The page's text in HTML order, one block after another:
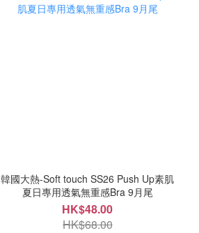
韓國大熱-Soft touch SS26 Push Up素肌
夏日專用透氣無重感Bra 9月尾
HK$48.00
HK$68.00